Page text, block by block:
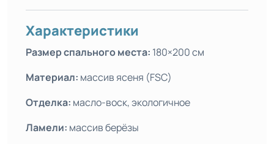
Характеристики
Размер спального места: 180×200 см
Материал: массив ясеня (FSC)
Отделка: масло-воск, экологичное
Ламели: массив берёзы